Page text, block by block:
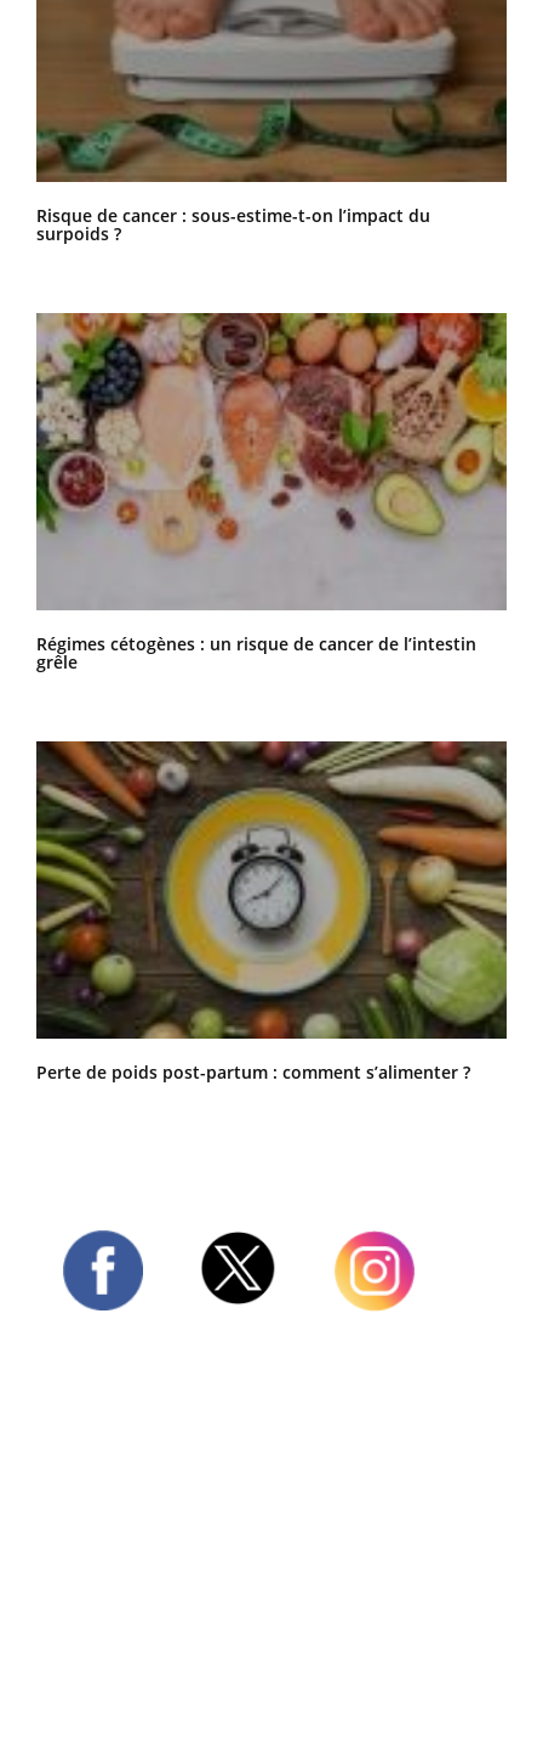
Risque de cancer : sous-estime-t-on l’impact du
surpoids ?
Régimes cétogènes : un risque de cancer de l’intestin
grêle
Perte de poids post-partum : comment s’alimenter ?